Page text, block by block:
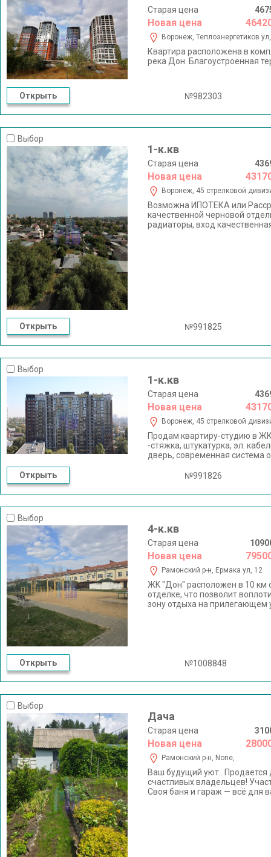
Старая цена
Новая цена
Воронеж, Теплоэнергетиков
Квартира расположена в
река Дон. Благоустроенная
Открыть №982303
Выбор
1-к.кв
Старая цена
Новая цена
Воронеж, 45 стрелковой
Возможна ИПОТЕКА или
качественной черновой
радиаторы, вход
Открыть №991825
Выбор
1-к.кв
Старая цена
Новая цена
Воронеж, 45 стрелковой
Пpoдaм квapтиру-студию в
-стяжка, штукатурка, эл.
дверь, современная система
автовокзал, остановки
29.Звоните! С удовольствием
Открыть №991826
Выбор
4-к.кв
Старая цена
Новая цена
Рамонский р-н, Ермака ул, 12
ЖK "Дoн" pacполoжeн в 10 км
отделке, что позволит
зону отдыха на прилегающем
Открыть №1008848
Выбор
Дача
Старая цена
Новая цена
Рамонский р-н, None,
Ваш будущий уют..
счастливых владельцев!
Своя баня и гараж — всё для